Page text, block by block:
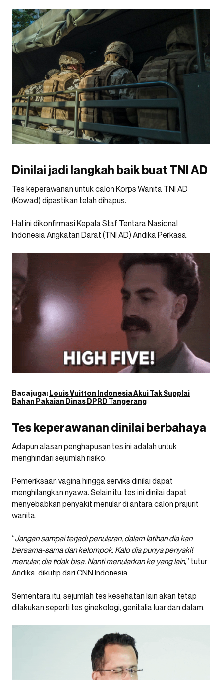
Dinilai jadi langkah baik buat TNI AD
Tes keperawanan untuk calon Korps Wanita TNI AD
(Kowad) dipastikan telah dihapus.
Hal ini dikonfirmasi Kepala Staf Tentara Nasional
Indonesia Angkatan Darat (TNI AD) Andika Perkasa.
Baca juga:Louis Vuitton Indonesia Akui Tak Supplai
Bahan Pakaian Dinas DPRD Tangerang
Tes keperawanan dinilai berbahaya
Adapun alasan penghapusan tes ini adalah untuk
menghindari sejumlah risiko.
Pemeriksaan vagina hingga serviks dinilai dapat
menghilangkan nyawa. Selain itu, tes ini dinilai dapat
menyebabkan penyakit menular di antara calon prajurit
wanita.
“Jangan sampai terjadi penularan, dalam latihan dia kan
bersama-sama dan kelompok. Kalo dia punya penyakit
menular, dia tidak bisa. Nanti menularkan ke yang lain,” tutur
Andika, dikutip dari CNN Indonesia.
Sementara itu, sejumlah tes kesehatan lain akan tetap
dilakukan seperti tes ginekologi, genitalia luar dan dalam.